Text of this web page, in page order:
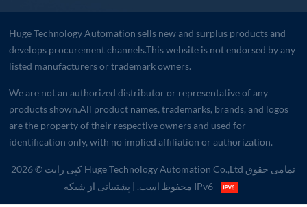
Huge Technology Automation sells new and surplus products and
develops procurement channels.This website is not endorsed by any
listed manufacturers or trademark owners.
We are not an authorized distributor or representative of any
products shown.All product names, trademarks, brands, and logos
are the property of their respective owners and used for
identification only, with no implied affiliation or authorization.
کپی رایت © 2026 Huge Technology Automation Co.,Ltd تمامی حقوق
محفوظ است. | پشتیبانی از شبکه IPv6